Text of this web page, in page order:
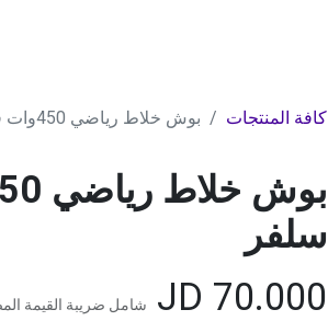
كافة المنتجات بوش خلاط رياضي 450وات فيتا باور سلفر
سلفر
70.000
شامل ضريبة القيمة